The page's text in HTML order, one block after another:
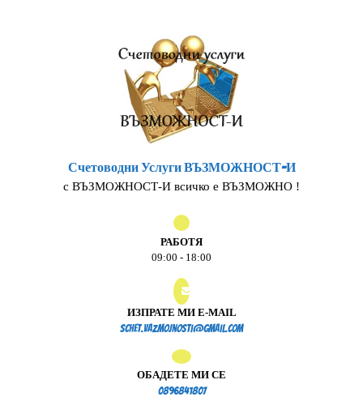
Счетоводни Услуги ВЪЗМОЖНОСТ-И
с ВЪЗМОЖНОСТ-И всичко е ВЪЗМОЖНО !
РАБОТЯ
09:00 - 18:00
ИЗПРАТЕ МИ E-MAIL
schet.vazmojnosti@gmail.com
ОБАДЕТЕ МИ СЕ
08968418070896841807